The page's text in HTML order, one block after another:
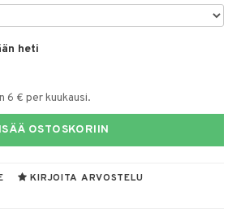
heti
6 € per kuukausi.
OSTOSKORIIN
KIRJOITA ARVOSTELU